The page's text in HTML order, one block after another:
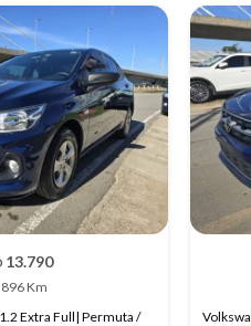
13.790
Km
Extra Full| Permuta /